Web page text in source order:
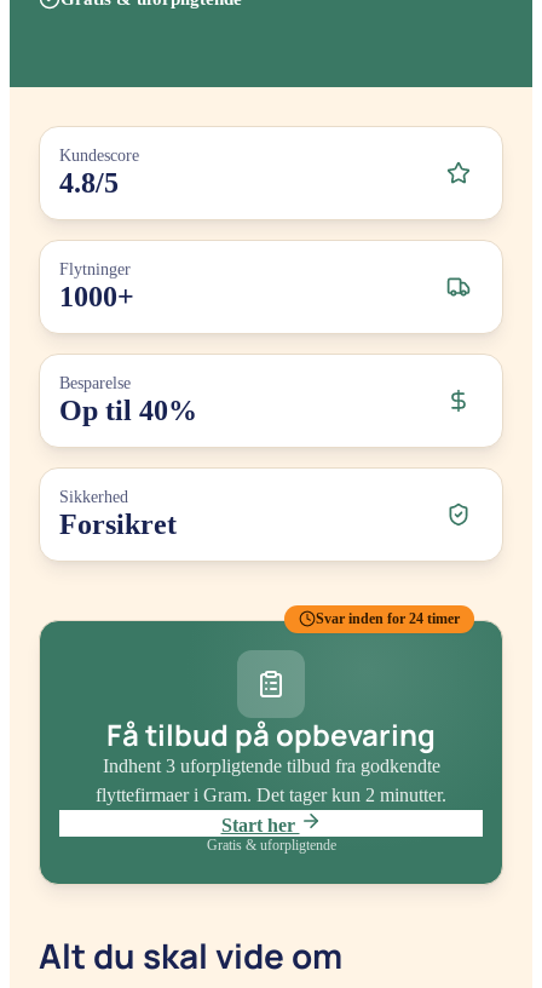
Kundescore
4.8/5
Flytninger
1000+
Besparelse
Op til 40%
Sikkerhed
Forsikret
Få tilbud på opbevaring
Indhent 3 uforpligtende tilbud fra godkendte
flyttefirmaeri Gram. Det tager kun 2 minutter.
Start her
Gratis & uforpligtende
Svar inden for 24 timer
Alt du skal vide om